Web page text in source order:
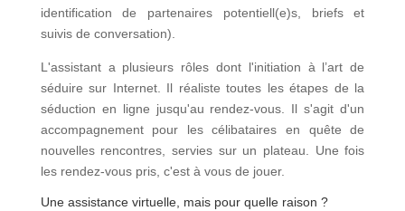
identification de partenaires potentiell(e)s, briefs et
suivis de conversation).
L'assistant a plusieurs rôles dont l'initiation à l’art de
séduire sur Internet. Il réaliste toutes les étapes de la
séduction en ligne jusqu'au rendez-vous. Il s'agit d'un
accompagnement pour les célibataires en quête de
nouvelles rencontres, servies sur un plateau. Une fois
les rendez-vous pris, c'est à vous de jouer.
Une assistance virtuelle, mais pour quelle raison ?